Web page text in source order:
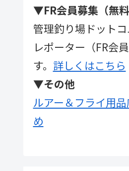
▼FR会員募集（無料
管理釣り場ドット
レポーター（FR会
す。 詳しくはこちら
▼その他
ルアー＆フライ用品
め